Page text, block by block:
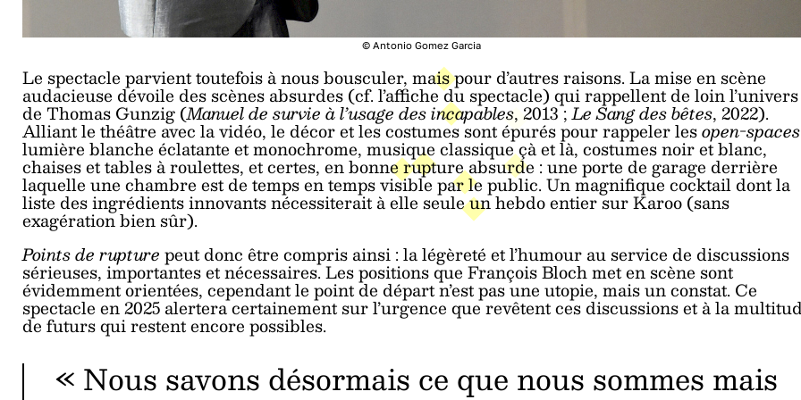
© Antonio Gomez Garcia
Le spectacle parvient toutefois à nous bousculer, mais pour d’autres raisons. La mise en scène
audacieuse dévoile des scènes absurdes (cf. l’affiche du spectacle) qui rappellent de loin l’univers
de Thomas Gunzig (Manuel de survie à l’usage des incapables, 2013 ;Le Sang des bêtes, 2022).
Alliant le théâtre avec la vidéo, le décor et les costumes sont épurés pour rappeler lesopen-spaces
lumière blanche éclatante et monochrome, musique classique çà et là, costumes noir et blanc,
chaises et tables à roulettes, et certes, en bonne rupture absurde : une porte de garage derrière
laquelle une chambre est de temps en temps visible par le public. Un magnifique cocktail dont la
liste des ingrédients innovants nécessiterait à elle seule un hebdo entier sur Karoo (sans
exagération bien sûr).
Points de rupturepeut donc être compris ainsi : la légèreté et l’humour au service de discussions
sérieuses, importantes et nécessaires. Les positions que François Bloch met en scène sont
évidemment orientées, cependant le point de départ n’est pas une utopie, mais un constat. Ce
spectacle en 2025 alertera certainement sur l’urgence que revêtent ces discussions et à la
de futurs qui restent encore possibles.
« Nous savons désormais ce que nous sommes mais